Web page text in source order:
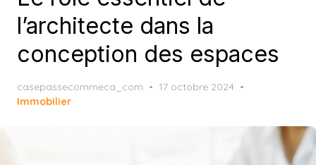
l’architecte dans la
conception des espaces
casepassecommeca_com
Posted
17 octobre 2024
Immobilier